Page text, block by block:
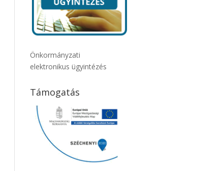
Önkormányzati
elektronikus ügyintézés
Támogatás